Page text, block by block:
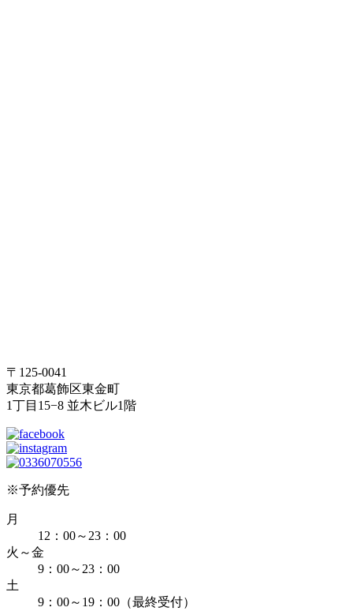
〒125-0041
東京都葛飾区東金町
1丁目15−8 並木ビル1階
※予約優先
月
12：00～23：00
火～金
9：00～23：00
土
9：00～19：00（最終受付）